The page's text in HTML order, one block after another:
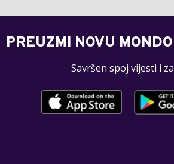
PREUZMI NOVU
Savršen spoj vijesti i